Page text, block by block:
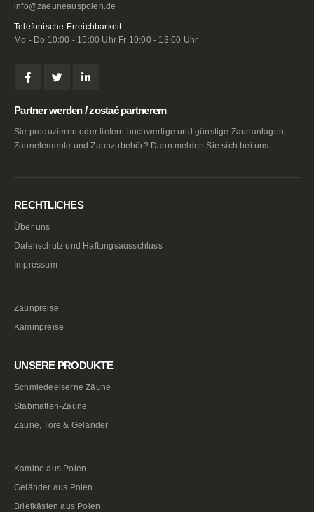
info@zaeuneauspolen.de
Telefonische Erreichbarkeit:
Mo - Do 10:00 - 15:00 Uhr Fr 10:00 - 13.00 Uhr
Partner werden / zostać partnerem
Sie produzieren oder liefern hochwertige und günstige Zaunanlagen,
Zaunelemente und Zaunzubehör? Dann melden Sie sich bei uns.
RECHTLICHES
Über uns
Datenschutz und Haftungsausschluss
Impressum
Zaunpreise
Kaminpreise
UNSERE PRODUKTE
Schmiedeeiserne Zäune
Stabmatten-Zäune
Zäune, Tore & Geländer
Kamine aus Polen
Geländer aus Polen
Briefkästen aus Polen